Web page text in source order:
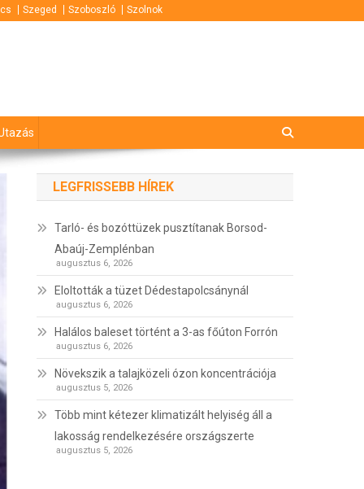
Szeged Szoboszló Szolnok
LEGFRISSEBB HÍREK
Tarló- és bozóttüzek pusztítanak Borsod-
Abaúj-Zemplénban
augusztus 6, 2026
Eloltották a tüzet Dédestapolcsánynál
augusztus 6, 2026
Halálos baleset történt a 3-as főúton Forrón
augusztus 6, 2026
Növekszik a talajközeli ózon koncentrációja
augusztus 5, 2026
Több mint kétezer klimatizált helyiség áll a
lakosság rendelkezésére országszerte
augusztus 5, 2026